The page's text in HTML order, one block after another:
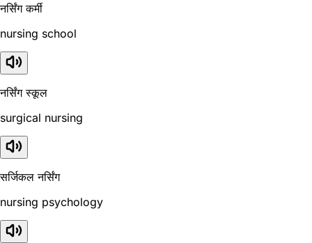
नर्सिंग कर्मी
nursing school
नर्सिंग स्कूल
surgical nursing
सर्जिकल नर्सिंग
nursing psychology